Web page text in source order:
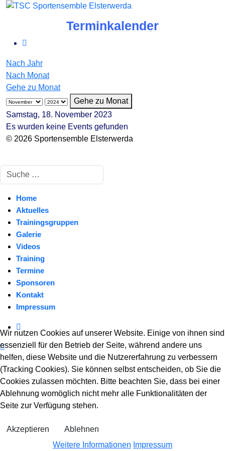
Terminkalender
Nach Jahr
Nach Monat
Gehe zu Monat
Gehe zu Monat
Samstag, 18. November 2023
Es wurden keine Events gefunden
© 2026 Sportensemble Elsterwerda
Suchen
Home
Aktuelles
Trainingsgruppen
Galerie
Videos
Training
Termine
Sponsoren
Kontakt
Impressum
Wir nutzen Cookies auf unserer Website. Einige von ihnen sind
essenziell für den Betrieb der Seite, während andere uns
helfen, diese Website und die Nutzererfahrung zu verbessern
(Tracking Cookies). Sie können selbst entscheiden, ob Sie die
Cookies zulassen möchten. Bitte beachten Sie, dass bei einer
Ablehnung womöglich nicht mehr alle Funktionalitäten der
Seite zur Verfügung stehen.
Akzeptieren
Ablehnen
Weitere Informationen Impressum